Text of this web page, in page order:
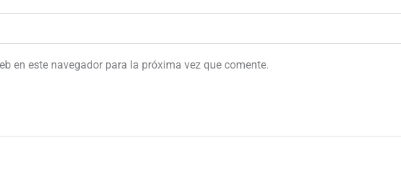
en este navegador para la próxima vez que comente.